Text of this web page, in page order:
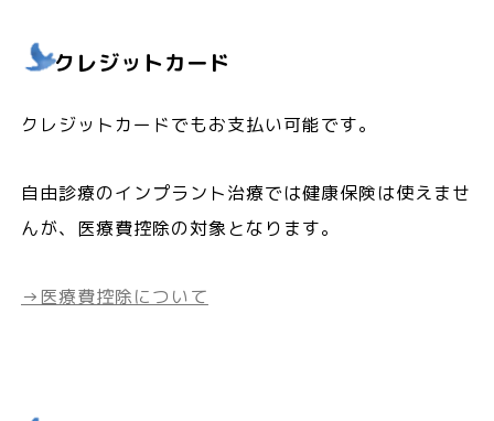
クレジットカード
クレジットカードでもお支払い可能です。
自由診療のインプラント治療では健康保険は使えませ
んが、医療費控除の対象となります。
→医療費控除について